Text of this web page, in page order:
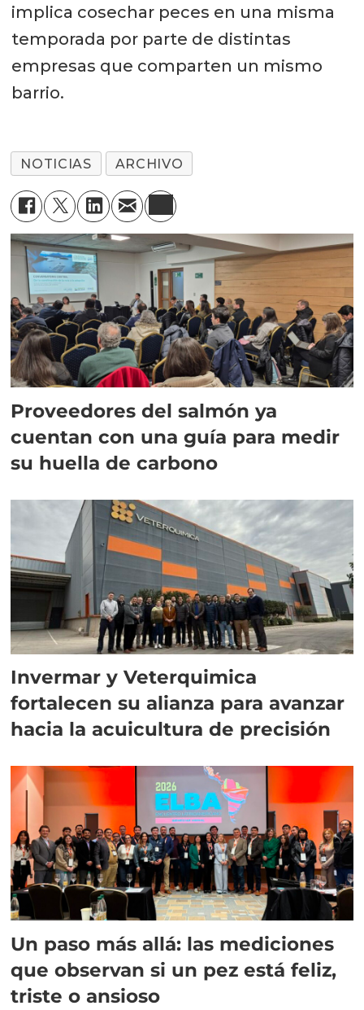
implica cosechar peces en una misma
temporada por parte de distintas
empresas que comparten un mismo
barrio.
NOTICIAS ARCHIVO
Proveedores del salmón ya
cuentan con una guía para medir
su huella de carbono
Invermar y Veterquimica
fortalecen su alianza para avanzar
hacia la acuicultura de precisión
Un paso más allá: las mediciones
que observan si un pez está feliz,
triste o ansioso